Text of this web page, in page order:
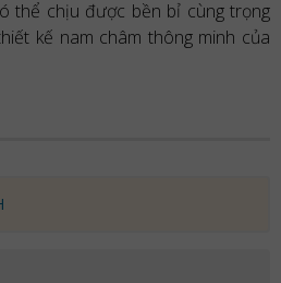
thể chịu được bền bỉ cùng trọng
kế nam châm thông minh của